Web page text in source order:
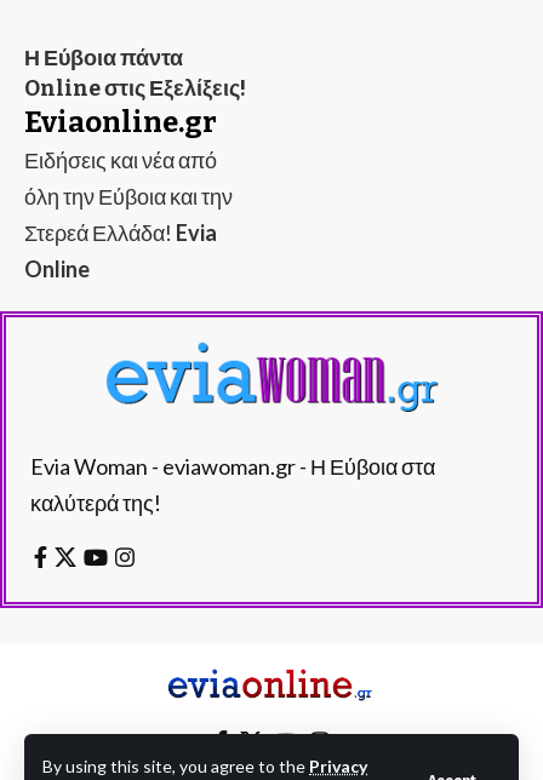
By using this site, you agree to the Privacy
Η Εύβοια πάντα
Online στις Εξελίξεις!
Eviaonline.gr
Ειδήσεις και νέα από
όλη την Εύβοια και την
Στερεά Ελλάδα! Evia
Online
Evia Woman - eviawoman.gr - Η Εύβοια στα
καλύτερά της!